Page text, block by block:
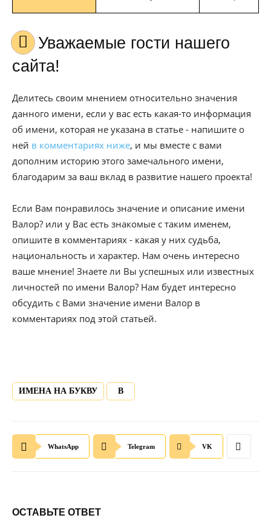
Уважаемые гости нашего
сайта!
Делитесь своим мнением относительно значения
данного имени, если у вас есть какая-то информация
об имени, которая не указана в статье - напишите о
ней в комментариях ниже, и мы вместе с вами
дополним историю этого замечального имени,
благодарим за ваш вклад в развитие нашего проекта!
Если Вам понравилось значение и описание имени
Валор? или у Вас есть знакомые с таким именем,
опишите в комментариях - какая у них судьба,
национальность и характер. Нам очень интересно
ваше мнение! Знаете ли Вы успешных или известных
личностей по имени Валор? Нам будет интересно
обсудить с Вами значение имени Валор в
комментариях под этой статьей.
ИМЕНА НА БУКВУ В
WhatsApp Telegram VK
ОСТАВЬТЕ ОТВЕТ